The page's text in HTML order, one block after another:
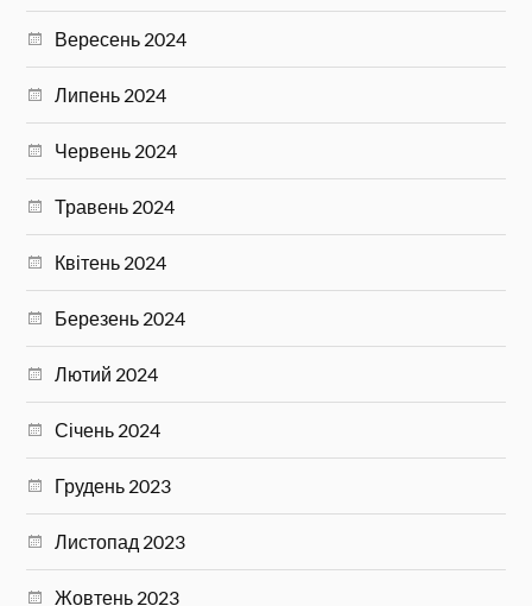
Вересень 2024
Липень 2024
Червень 2024
Травень 2024
Квітень 2024
Березень 2024
Лютий 2024
Січень 2024
Грудень 2023
Листопад 2023
Жовтень 2023